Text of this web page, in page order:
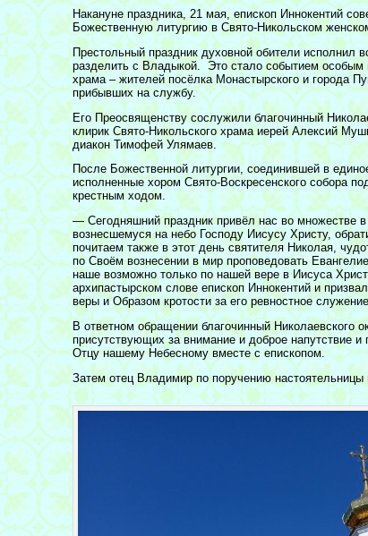
Накануне праздника, 21 мая, епископ Иннокентий
Божественную литургию в Свято-Никольском
Престольный праздник духовной обители исполнил
разделить с Владыкой. Это стало событием особым
храма – жителей посёлка Монастырского и города
прибывших на службу.
Его Преосвященству сослужили благочинный
клирик Свято-Никольского храма иерей Алексий
диакон Тимофей Улямаев.
После Божественной литургии, соединившей в
исполненные хором Свято-Воскресенского собора
крестным ходом.
— Сегодняшний праздник привёл нас во множестве
вознесшемуся на небо Господу Иисусу Христу,
почитаем также в этот день святителя Николая,
по Своём вознесении в мир проповедовать
наше возможно только по нашей вере в Иисуса
архипастырском слове епископ Иннокентий и
веры и Образом кротости за его ревностное
В ответном обращении благочинный Николаевского
присутствующих за внимание и доброе напутствие
Отцу нашему Небесному вместе с епископом.
Затем отец Владимир по поручению настоятельницы